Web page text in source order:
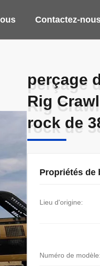
Contactez-
perçage
Rig
rock de
perçage
Rig
rock de
Propriétés de
Lieu d'origine:
Numéro de